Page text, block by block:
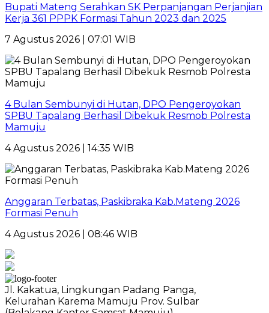
Bupati Mateng Serahkan SK Perpanjangan Perjanjian
Kerja 361 PPPK Formasi Tahun 2023 dan 2025
7 Agustus 2026 | 07:01 WIB
4 Bulan Sembunyi di Hutan, DPO Pengeroyokan
SPBU Tapalang Berhasil Dibekuk Resmob Polresta
Mamuju
4 Agustus 2026 | 14:35 WIB
Anggaran Terbatas, Paskibraka Kab.Mateng 2026
Formasi Penuh
4 Agustus 2026 | 08:46 WIB
Jl. Kakatua, Lingkungan Padang Panga,
Kelurahan Karema Mamuju Prov. Sulbar